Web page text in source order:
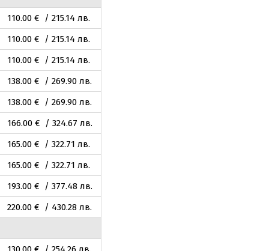
110.00€ / 215.14 лв.
110.00€ / 215.14 лв.
110.00€ / 215.14 лв.
138.00€ / 269.90лв.
138.00€ / 269.90лв.
166.00€ / 324.67 лв.
165.00€ / 322.71 лв.
165.00€ / 322.71 лв.
193.00€ / 377.48лв.
220.00€ / 430.28лв.